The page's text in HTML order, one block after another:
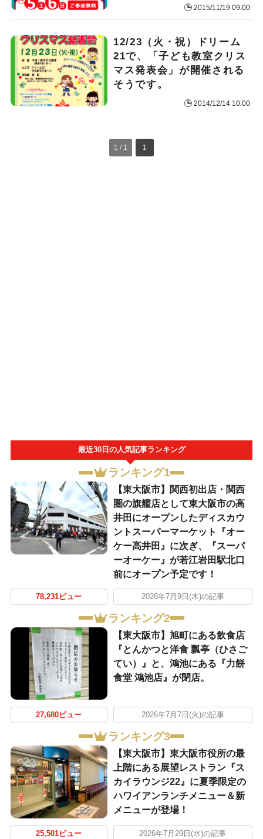
2015/11/19 09:00
12/23（火・祝）ドリーム
21で、「子ども教室クリス
マス発表会」が開催される
そうです。
2014/12/14 10:00
1 / 1 1
最近30日の人気記事ランキング
ランキング1
【東大阪市】関西初出店・関西
圏の旗艦店として東大阪市の高
井田にオープンしたディスカウ
ントスーパーマーケット『オー
ケー高井田』に次ぎ、『スーパ
ーオーケー』が若江岩田駅北口
前にオープン予定です！
78,231ビュー 2026年7月9日(木)の記事
ランキング2
【東大阪市】旭町にある飲食店
『とんかつと洋食 瓢亭（ひさご
てい）』と、鴻池にある『力餅
食堂 鴻池店』が閉店。
27,680ビュー 2026年7月7日(火)の記事
ランキング3
【東大阪市】東大阪市役所の最
上階にある展望レストラン『ス
カイラウンジ22』に夏季限定の
ハワイアンランチメニュー＆新
メニューが登場！
25,501ビュー 2026年7月29日(水)の記事